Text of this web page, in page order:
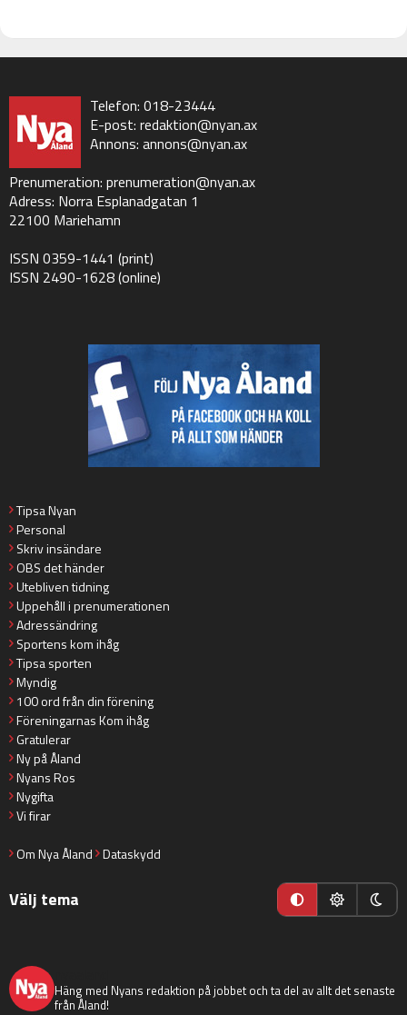
Telefon: 018-23444
E-post: redaktion@nyan.ax
Annons: annons@nyan.ax
Prenumeration: prenumeration@nyan.ax
Adress: Norra Esplanadgatan 1
22100 Mariehamn
ISSN 0359-1441 (print)
ISSN 2490-1628 (online)
Tipsa Nyan
Personal
Skriv insändare
OBS det händer
Utebliven tidning
Uppehåll i prenumerationen
Adressändring
Sportens kom ihåg
Tipsa sporten
Myndig
100 ord från din förening
Föreningarnas Kom ihåg
Gratulerar
Ny på Åland
Nyans Ros
Nygifta
Vi firar
Om Nya Åland Dataskydd
Välj tema
Häng med Nyans redaktion på jobbet och ta del av allt det senaste
från Åland!